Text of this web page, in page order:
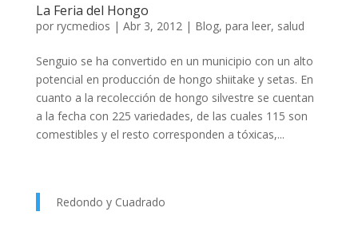
La Feria del Hongo
por rycmedios | Abr 3, 2012 | Blog, para leer, salud
Senguio se ha convertido en un municipio con un alto
potencial en producción de hongo shiitake y setas. En
cuanto a la recolección de hongo silvestre se cuentan
a la fecha con 225 variedades, de las cuales 115 son
comestibles y el resto corresponden a tóxicas,...
Redondo y Cuadrado